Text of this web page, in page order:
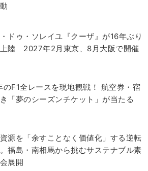
ドゥ・ソレイユ『クーザ』が16年ぶり
陸 2027年2月東京、8月大阪で開催
のF1全レースを現地観戦！ 航空券・宿
「夢のシーズンチケット」が当たる
源を「余すことなく価値化」する逆転
福島・南相馬から挑むサステナブル素
展開​